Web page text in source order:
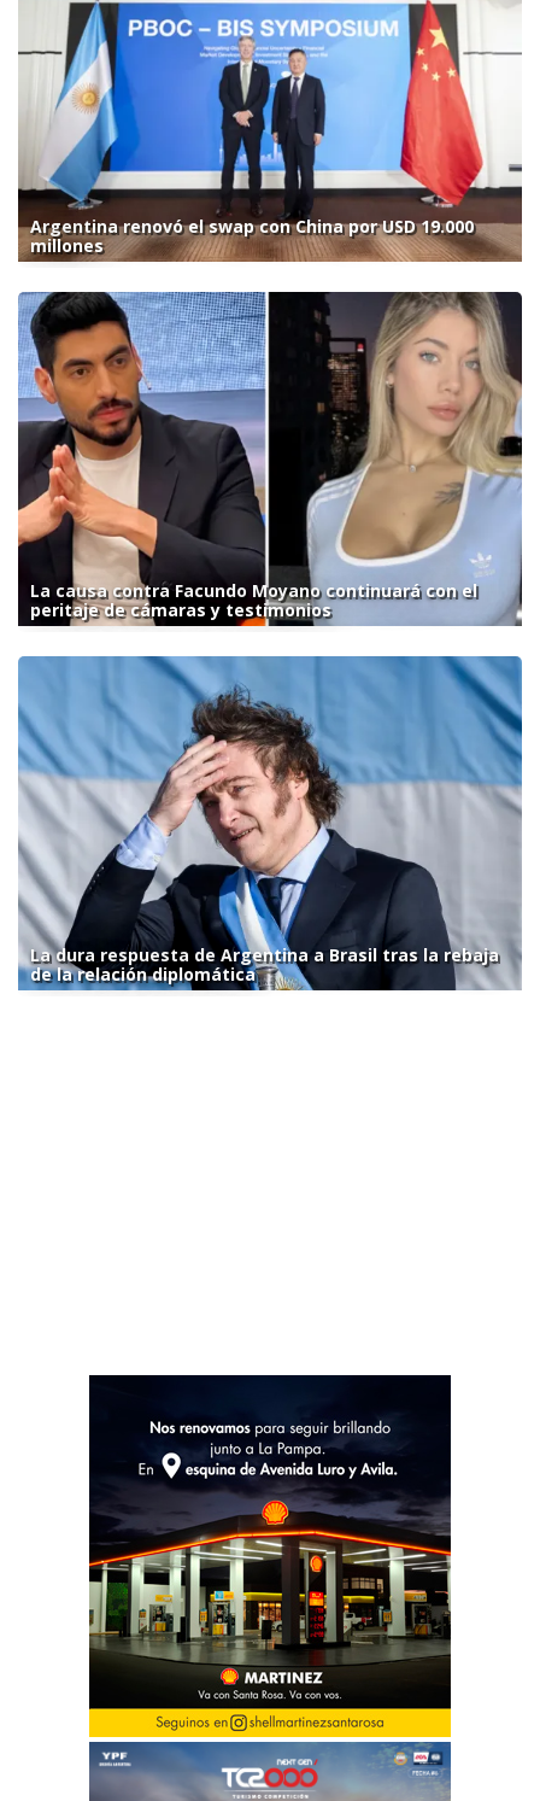
Argentina renovó el swap con China por USD 19.000
millones
La causa contra Facundo Moyano continuará con el
peritaje de cámaras y testimonios
La dura respuesta de Argentina a Brasil tras la rebaja
de la relación diplomática